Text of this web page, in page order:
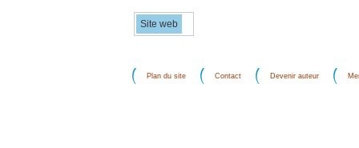
Site web
Plan du site Contact Devenir auteur